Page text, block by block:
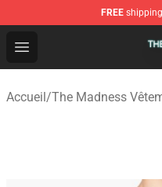
FREE
Open menu
The Madness Shop -
Accueil/The Madness